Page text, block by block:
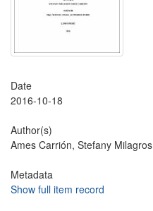
Date
2016-10-18
Author(s)
Ames Carrión, Stefany Milagros
Metadata
Show full item record